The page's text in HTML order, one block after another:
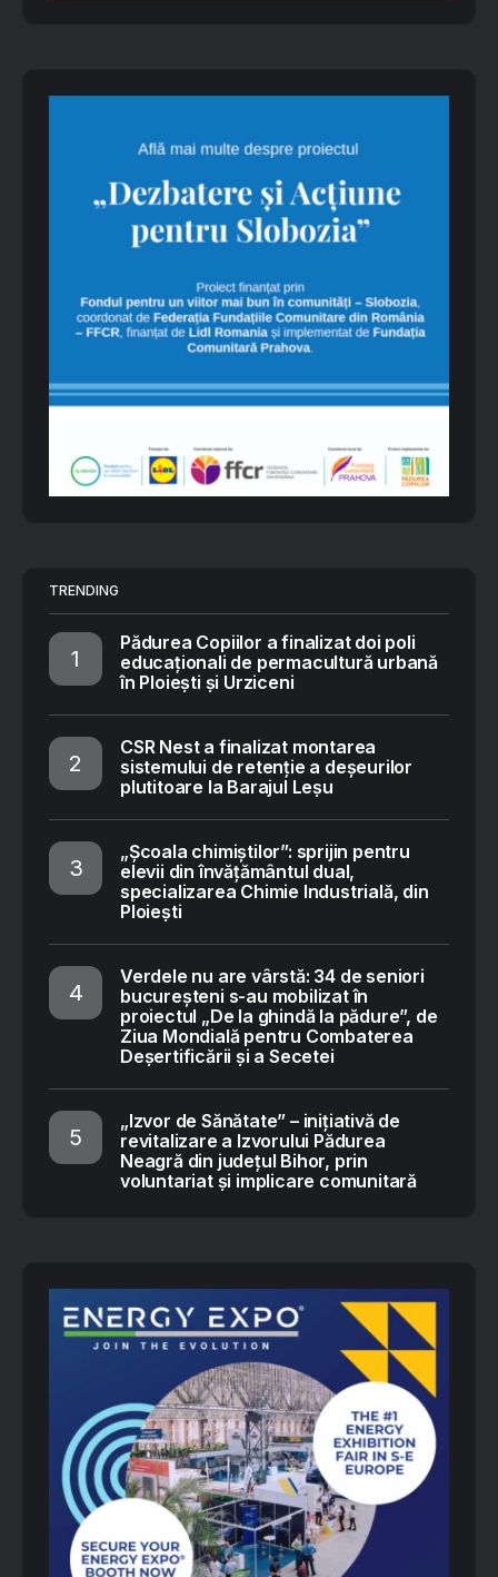
TRENDING
Pădurea Copiilor a finalizat doi poli
educaționali de permacultură urbană
în Ploiești și Urziceni
CSR Nest a finalizat montarea
sistemului de retenție a deșeurilor
plutitoare la Barajul Leșu
„Școala chimiștilor”: sprijin pentru
elevii din învățământul dual,
specializarea Chimie Industrială, din
Ploiești
Verdele nu are vârstă: 34 de seniori
bucureșteni s-au mobilizat în
proiectul „De la ghindă la pădure”, de
Ziua Mondială pentru Combaterea
Deșertificării și a Secetei
„Izvor de Sănătate” – inițiativă de
revitalizare a Izvorului Pădurea
Neagră din județul Bihor, prin
voluntariat și implicare comunitară